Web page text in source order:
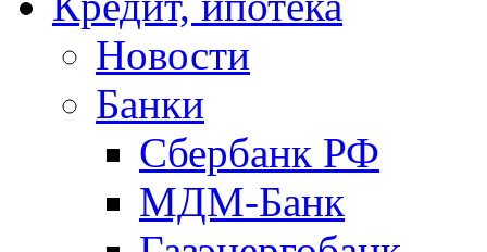
Новости
Банки
Сбербанк РФ
МДМ-Банк